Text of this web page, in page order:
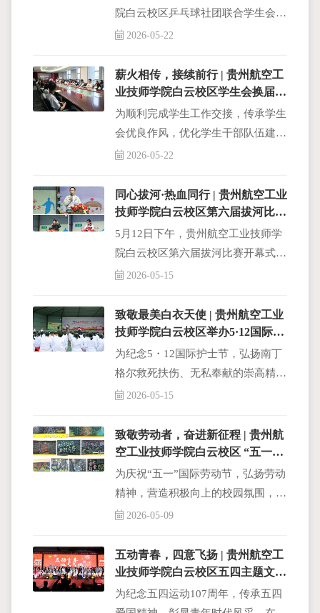
院白云校区乒乓球社团联合学生会开
展“银球飞扬・青春逐梦” 乒乓球活
2026-05-22
薪火相传，接续前行 | 贵州航空工
业技师学院白云校区学生会换届大
会顺利召开
为顺利完成学生工作交接，传承学生
会优良作风，优化学生干部队伍建
设，持续夯实校园学生工作根基，
学院白云校区学生会换届大会在综合
楼四楼顺利召开。
2026-05-22
同心拔河·热血同行 | 贵州航空工业
技师学院白云校区第六届拔河比赛
开幕式顺利举行
5月12日下午，贵州航空工业技师学
院白云校区第六届拔河比赛开幕式在
后操场顺利举行。开幕式上，各班队
2026-05-15
致敬最美白衣天使 | 贵州航空工业
技师学院白云校区举办5·12国际护
士节主题庆祝活动
为纪念5・12国际护士节，弘扬南丁
格尔救死扶伤、无私奉献的崇高精
神，贵州航空工业技师学院白云校区
祝活动。
2026-05-15
致敬劳动者，奋进新征程 | 贵州航
空工业技师学院白云校区 “五一”
主题黑板报评选活动圆满落幕
为庆祝“五一”国际劳动节，弘扬劳动
精神，营造积极向上的校园氛围，深
化劳动教育成效，贵州航空工业技师
日开展“五一”主题黑板报创作活动，
评选工作已
2026-05-09
五动青春，四意飞扬 | 贵州航空工
业技师学院白云校区五四主题文艺
汇演圆满举行
为纪念五四运动107周年，传承五四